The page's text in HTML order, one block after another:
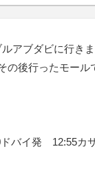
アブダビに行き
の後行ったモール
バイ発 12:55カ